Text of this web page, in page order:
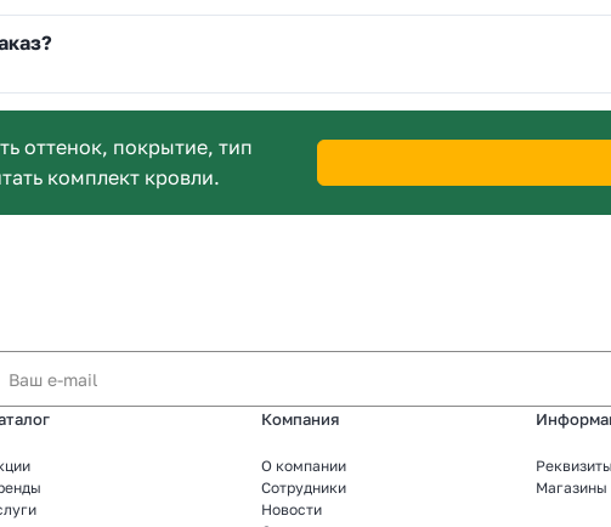
оттенок, покрытие, тип
комплект кровли.
Компания
О компании
Сотрудники
Новости
Реквизиты
Магазины